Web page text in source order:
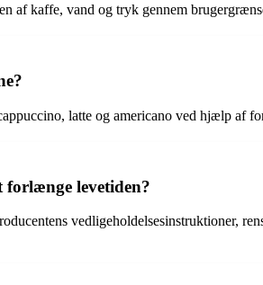
af kaffe, vand og tryk gennem
latte og americano ved hjælp
forlænge levetiden?
vedligeholdelsesinstruktioner,